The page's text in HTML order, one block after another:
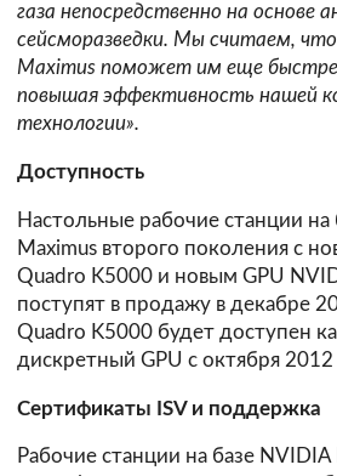
газа непосредственно на основе
сейсморазведки. Мы считаем,
Maximus поможет им еще
повышая эффективность нашей
технологии».
Доступность
Настольные рабочие станции на
Maximus второго поколения с
Quadro K5000 и новым GPU
поступят в продажу в декабре
Quadro K5000 будет доступен
дискретный GPU с октября 2012
Сертификаты ISV и поддержка
Рабочие станции на базе NVIDIA